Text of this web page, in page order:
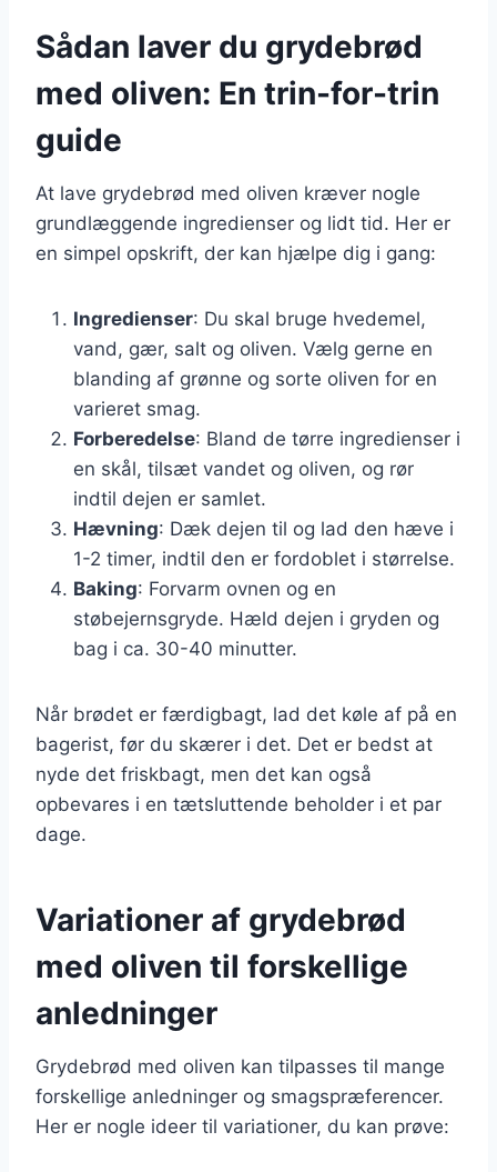
Sådan laver du grydebrød
med oliven: En trin-for-trin
guide
At lave grydebrød med oliven kræver nogle
grundlæggende ingredienser og lidt tid. Her er
en simpel opskrift, der kan hjælpe dig i gang:
Ingredienser: Du skal bruge hvedemel,
vand, gær, salt og oliven. Vælg gerne en
blanding af grønne og sorte oliven for en
varieret smag.
Forberedelse: Bland de tørre ingredienser i
en skål, tilsæt vandet og oliven, og rør
indtil dejen er samlet.
Hævning: Dæk dejen til og lad den hæve i
1-2 timer, indtil den er fordoblet i størrelse.
Baking: Forvarm ovnen og en
støbejernsgryde. Hæld dejen i gryden og
bag i ca. 30-40 minutter.
Når brødet er færdigbagt, lad det køle af på en
bagerist, før du skærer i det. Det er bedst at
nyde det friskbagt, men det kan også
opbevares i en tætsluttende beholder i et par
dage.
Variationer af grydebrød
med oliven til forskellige
anledninger
Grydebrød med oliven kan tilpasses til mange
forskellige anledninger og smagspræferencer.
Her er nogle ideer til variationer, du kan prøve: